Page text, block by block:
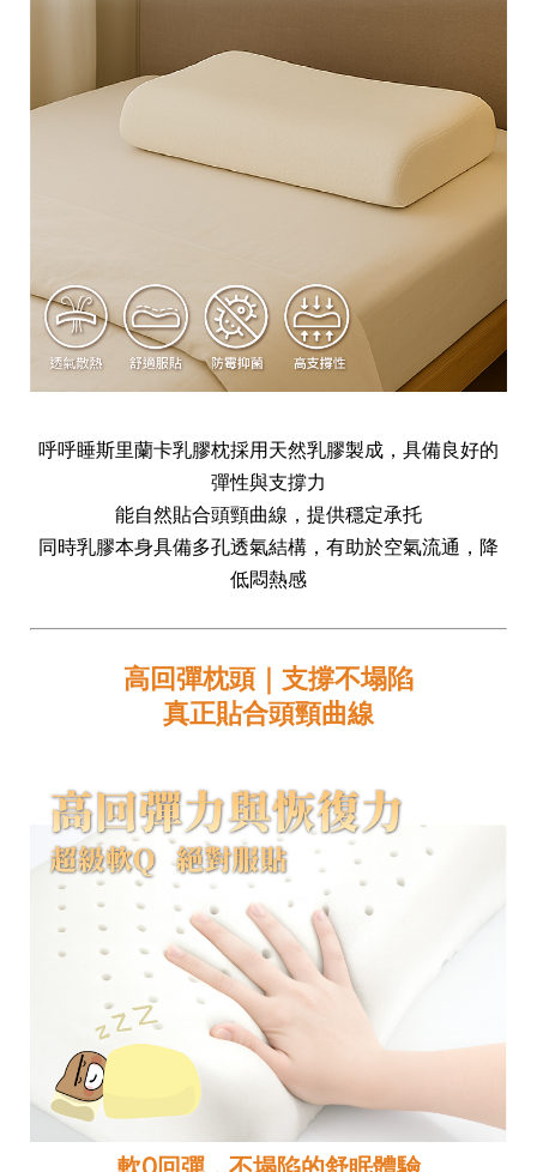
呼呼睡斯里蘭卡乳膠枕採用天然乳膠製成，具備良好的
彈性與支撐力
能自然貼合頭頸曲線，提供穩定承托
同時乳膠本身具備多孔透氣結構，有助於空氣流通，降
低悶熱感
高回彈枕頭｜支撐不塌陷
真正貼合頭頸曲線